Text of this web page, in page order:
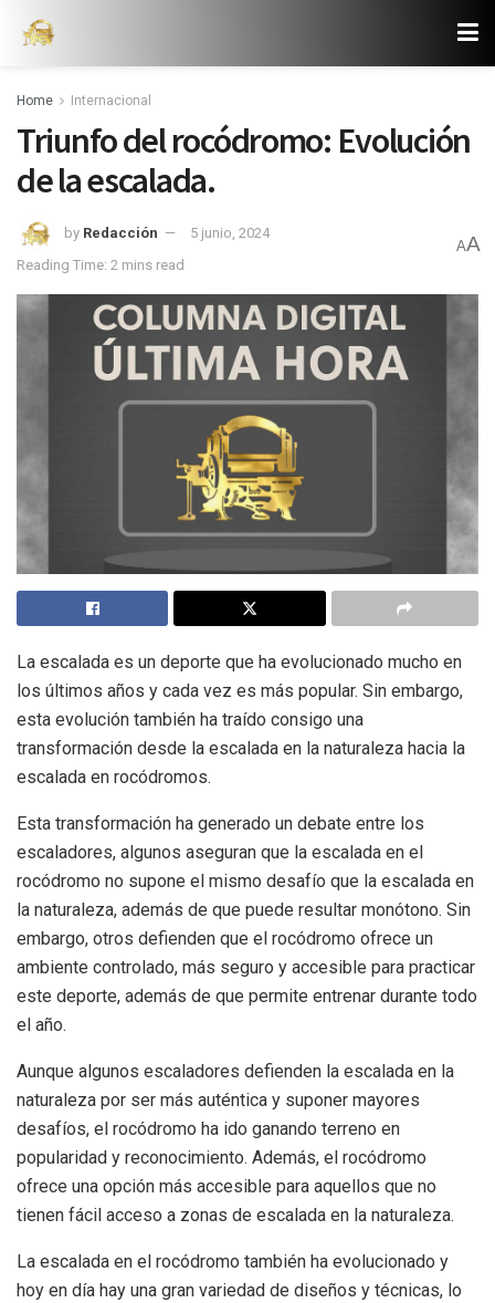
Home Internacional
Triunfo del rocódromo: Evolución
de la escalada.
by Redacción
5 junio, 2024
Reading Time: 2 mins read
AA
La escalada es un deporte que ha evolucionado mucho en
los últimos años y cada vez es más popular. Sin embargo,
esta evolución también ha traído consigo una
transformación desde la escalada en la naturaleza hacia la
escalada en rocódromos.
Esta transformación ha generado un debate entre los
escaladores, algunos aseguran que la escalada en el
rocódromo no supone el mismo desafío que la escalada en
la naturaleza, además de que puede resultar monótono. Sin
embargo, otros defienden que el rocódromo ofrece un
ambiente controlado, más seguro y accesible para practicar
este deporte, además de que permite entrenar durante todo
el año.
Aunque algunos escaladores defienden la escalada en la
naturaleza por ser más auténtica y suponer mayores
desafíos, el rocódromo ha ido ganando terreno en
popularidad y reconocimiento. Además, el rocódromo
ofrece una opción más accesible para aquellos que no
tienen fácil acceso a zonas de escalada en la naturaleza.
La escalada en el rocódromo también ha evolucionado y
hoy en día hay una gran variedad de diseños y técnicas, lo